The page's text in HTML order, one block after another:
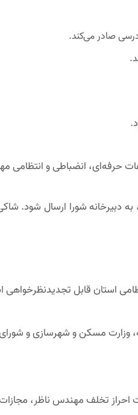
صادر می‌کند.
حرفه‌ای، انضباطی و انتظامی
به دبیرخانه شورا ارسال
استان قابل
وزارت مسکن و شهرسازی و
احراز تخلف مهندس ناظر،